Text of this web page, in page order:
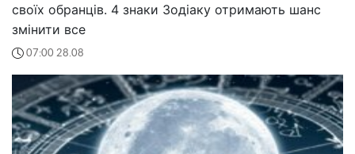
своїх обранців. 4 знаки Зодіаку отримають шанс
змінити все
07:00 28.08